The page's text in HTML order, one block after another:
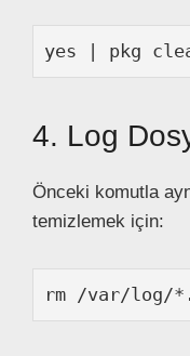
yes | pkg
4. Log
Önceki komutla
temizlemek için:
rm /var/log/